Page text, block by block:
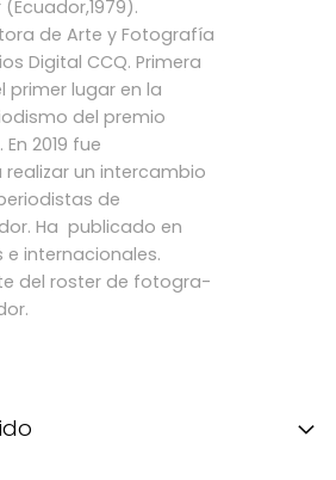
de Arte y Fotografía
Digital CCQ. Primera
primer lugar en la
del premio
2019 fue
un intercambio
de
Ha publicado en
internacionales.
del roster de fotogra-